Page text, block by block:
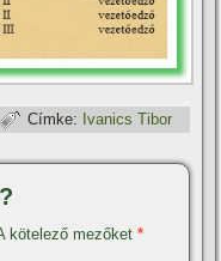
Címke: Ivanics Tibor
kötelező mezőket*